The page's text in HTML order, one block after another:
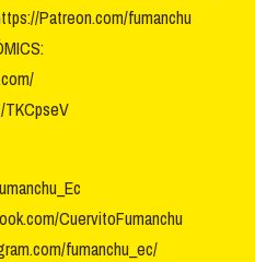
Patreon.com/fumanchu
TKCpseV
CuervitoFumanchu
fumanchu_ec/